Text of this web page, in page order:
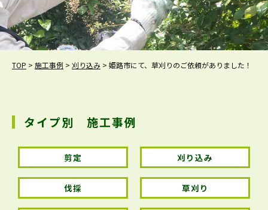
TOP > 施工事例 > 刈り込み > 姫路市にて、草刈りのご依頼がありました！
タイプ別 施工事例
剪定 刈り込み
伐採 草刈り